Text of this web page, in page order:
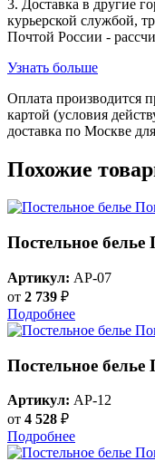
3. Доставка в другие
курьерской службой,
Почтой России -
Узнать больше
Оплата производится
картой (условия
доставка по Москве
Похожие
Постельное
Артикул: AP-07
от 2 739 ₽
Подробнее
Постельное
Артикул: AP-12
от 4 528 ₽
Подробнее